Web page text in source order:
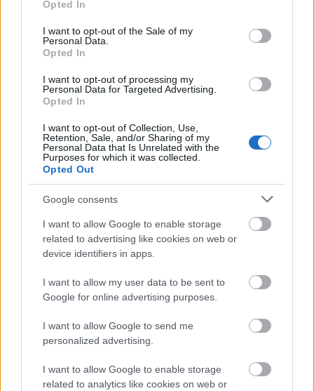
use your data for below specified purposes in below Google
consent section.
Opted In
I want to opt-out of the Sale of my
Personal Data.
Opted In
I want to opt-out of processing my
Personal Data for Targeted Advertising.
Opted In
I want to opt-out of Collection, Use,
Retention, Sale, and/or Sharing of my
Personal Data that Is Unrelated with the
Purposes for which it was collected.
Opted Out
Google consents
I want to allow Google to enable storage
related to advertising like cookies on web or
device identifiers in apps.
I want to allow my user data to be sent to
Google for online advertising purposes.
I want to allow Google to send me
personalized advertising.
I want to allow Google to enable storage
related to analytics like cookies on web or
műemlékfelújítás műemlék restaurálás
Történelmi táj, amelynek minden köve mesél –
A projekt részeként megújulnak a területen található
műemlékek, köztük a különleges Műromok, valamint a közeli
Várkanyarban álló Nepomuki Szent János híd és szobor is.
M1 bővítés: már zajlik a teljesen új
Bicske Kelet csomópont építése
Új gyalogosátkelők és jelzőlámpás
csomópont épül Angyalföldön
Hódmezővásárhely jó hírű református
iskoláját